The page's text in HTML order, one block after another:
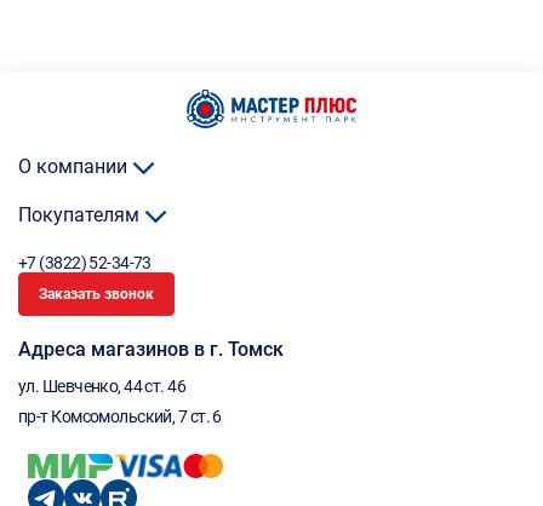
О компании
Покупателям
+7 (3822) 52-34-73
Заказать звонок
Адреса магазинов в г. Томск
ул. Шевченко, 44 ст. 46
пр-т Комсомольский, 7 ст. 6